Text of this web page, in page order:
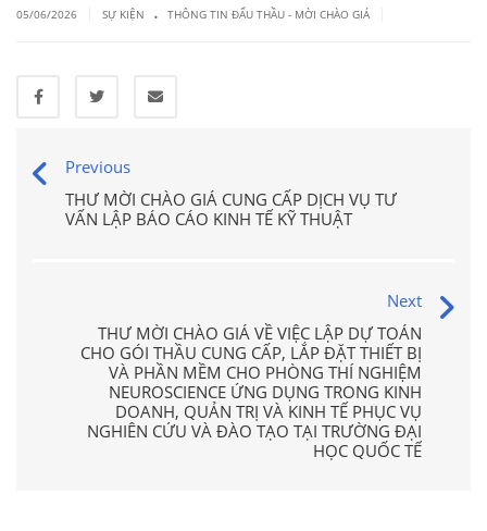
05/06/2026 SỰ KIỆN . THÔNG TIN ĐẤU THẦU - MỜI CHÀO GIÁ
Previous
THƯ MỜI CHÀO GIÁ CUNG CẤP DỊCH VỤ TƯ
VẤN LẬP BÁO CÁO KINH TẾ KỸ THUẬT
Next
THƯ MỜI CHÀO GIÁ VỀ VIỆC LẬP DỰ TOÁN
CHO GÓI THẦU CUNG CẤP, LẮP ĐẶT THIẾT BỊ
VÀ PHẦN MỀM CHO PHÒNG THÍ NGHIỆM
NEUROSCIENCE ỨNG DỤNG TRONG KINH
DOANH, QUẢN TRỊ VÀ KINH TẾ PHỤC VỤ
NGHIÊN CỨU VÀ ĐÀO TẠO TẠI TRƯỜNG ĐẠI
HỌC QUỐC TẾ